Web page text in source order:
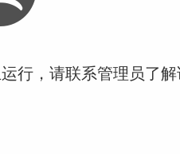
行，请联系管理员了